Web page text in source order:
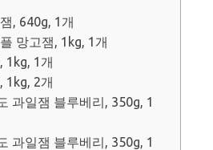
, 640g, 1개
망고잼, 1kg, 1개
1kg, 1개
1kg, 2개
과일잼 블루베리, 350g, 1
과일잼 블루베리, 350g, 1